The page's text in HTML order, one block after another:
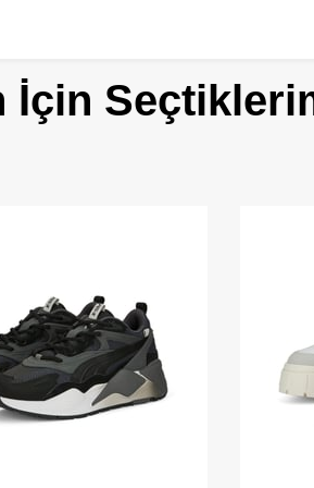
İçin